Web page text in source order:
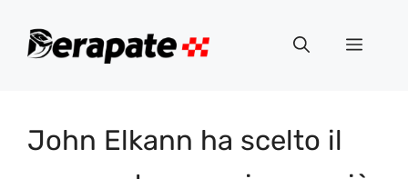
Menu
John Elkann ha scelto il